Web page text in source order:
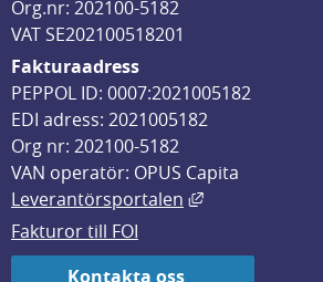
Org.nr: 202100-5182
VAT SE202100518201
Fakturaadress
PEPPOL ID: 0007:2021005182
EDI adress: 2021005182
Org nr: 202100-5182
VAN operatör: OPUS Capita
Leverantörsportalen
Länk till
Fakturor till FOI
Kontakta oss